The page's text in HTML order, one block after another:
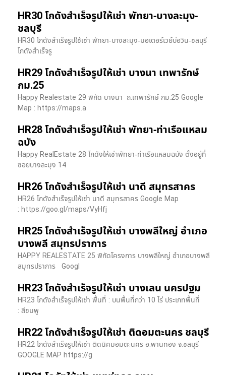
HR30 โกดังสำเร็จรูปให้เช่า พัทยา-บางละมุง-
ชลบุรี
HR30 โกดังสำเร็จรูปใช้เช่า พัทยา-บางละมุง-มอเตอร์เวย์บ่อวิน-ชลบุรี
โกดังสำเร็จรู
HR29 โกดังสำเร็จรูปให้เช่า บางนา เทพารักษ์
กม.25
Happy Realestate 29 พิกัด บางนา​ ถ.เทพารักษ์ กม.25 Google
Map : ​https://maps.a
HR28 โกดังสำเร็จรูปให้เช่า พัทยา-ท่าเรือแหลม
ฉบัง
Happy RealEstate 28 โกดังให้เช่าพัทยา-ท่าเรือแหลมฉบัง ตั้งอยู่ที่
ซอยบางละมุง 14
HR26 โกดังสำเร็จรูปให้เช่า นาดี สมุทรสาคร
HR26 โกดังสำเร็จรูปให้เช่า นาดี สมุทรสาคร Google Map
: https://goo.gl/maps/VyHfj
HR25 โกดังสำเร็จรูปให้เช่า บางพลีใหญ่ อำเภอ
บางพลี สมุทรปราการ
HAPPY REALESTATE 25 พิกัดโครงการ บางพลีใหญ่ อำเภอบางพลี
สมุทรปราการ Googl
HR23 โกดังสำเร็จรูปให้เช่า บางเลน นครปฐม
HR23 โกดังสำเร็จรูปให้เช่า พื้นที่ : บนพื้นที่กว่า 10 ไร่ ประเภทพื้นที่
: สีชมพู
HR22 โกดังสำเร็จรูปให้เช่า ติดอมตะนคร ชลบุรี
HR22 โกดังสำเร็จรูปให้เช่า ติดนิคมอมตะนคร อ.พานทอง จ.ชลบุรี
GOOGLE MAP https://g